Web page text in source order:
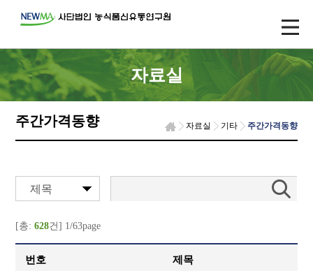
자료실
주간가격동향 자료실 기타 주간가격동향
제목
[총:628건] 1/63page
번호 제목